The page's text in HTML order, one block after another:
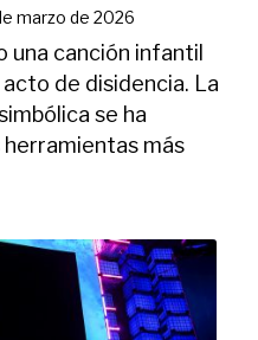
marzo de 2026
una canción infantil
de disidencia. La
se ha
más